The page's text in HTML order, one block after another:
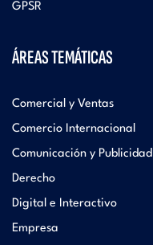
GPSR
ÁREAS TEMÁTICAS
Comercial y Ventas
Comercio Internacional
Comunicación y Publicidad
Derecho
Digital e Interactivo
Empresa